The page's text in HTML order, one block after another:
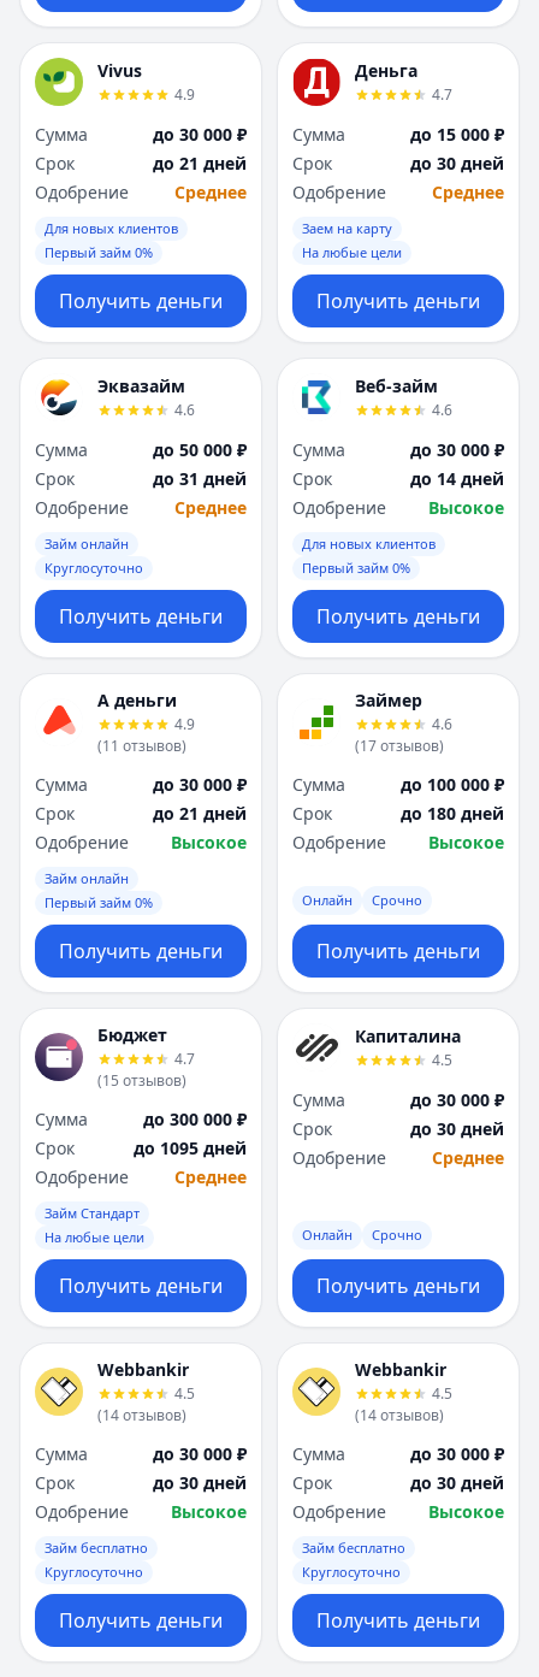
Vivus
4.9
Сумма
до 30 000 ₽
Срок
до 21 дней
Одобрение
Среднее
Для новых клиентов
Первый займ 0%
Получить деньги
Деньга
4.7
Сумма
до 15 000 ₽
Срок
до 30 дней
Одобрение
Среднее
Заем на карту
На любые цели
Получить деньги
Эквазайм
4.6
Сумма
до 50 000 ₽
Срок
до 31 дней
Одобрение
Среднее
Займ онлайн
Круглосуточно
Получить деньги
Веб-займ
4.6
Сумма
до 30 000 ₽
Срок
до 14 дней
Одобрение
Высокое
Для новых клиентов
Первый займ 0%
Получить деньги
А деньги
4.9
(11 отзывов)
Сумма
до 30 000 ₽
Срок
до 21 дней
Одобрение
Высокое
Займ онлайн
Первый займ 0%
Получить деньги
Займер
4.6
(17отзывов)
Сумма
до 100 000 ₽
Срок
до 180 дней
Одобрение
Высокое
Онлайн Срочно
Получить деньги
Бюджет
4.7
(15 отзывов)
Сумма
до 300 000 ₽
Срок
до 1095 дней
Одобрение
Среднее
Займ Стандарт
На любые цели
Получить деньги
Капиталина
4.5
Сумма
до 30 000 ₽
Срок
до 30 дней
Одобрение
Среднее
Онлайн Срочно
Получить деньги
Webbankir
4.5
(14отзывов)
Сумма
до 30 000 ₽
Срок
до 30 дней
Одобрение
Высокое
Займ бесплатно
Круглосуточно
Получить деньги
Webbankir
4.5
(14отзывов)
Сумма
до 30 000 ₽
Срок
до 30 дней
Одобрение
Высокое
Займ бесплатно
Круглосуточно
Получить деньги